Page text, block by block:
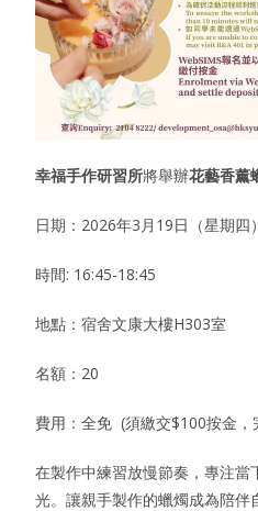
幸福手作研習所將舉辦花藝香薰
日期：2026年3月19日（星期四）
時間: 16:45-18:45
地點：宿舍文康大樓H303室
名額：20
費用：全免 (須繳交$100按金，
在製作中練習放慢節奏，專注
光。讓親手製作的蠟燭成為陪